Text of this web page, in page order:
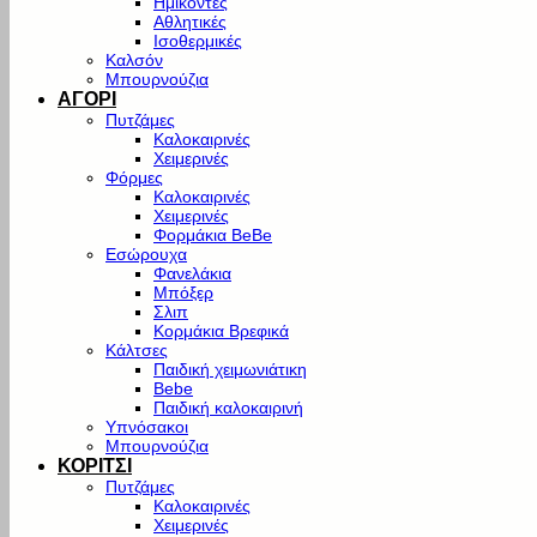
Αθλητικές
Ισοθερμικές
Καλσόν
Μπουρνούζια
ΑΓΟΡΙ
Πυτζάμες
Καλοκαιρινές
Χειμερινές
Φόρμες
Καλοκαιρινές
Χειμερινές
Φορμάκια BeBe
Εσώρουχα
Φανελάκια
Μπόξερ
Σλιπ
Κορμάκια Βρεφικά
Κάλτσες
Παιδική χειμωνιάτικη
Bebe
Παιδική καλοκαιρινή
Υπνόσακοι
Μπουρνούζια
ΚΟΡΙΤΣΙ
Πυτζάμες
Καλοκαιρινές
Χειμερινές